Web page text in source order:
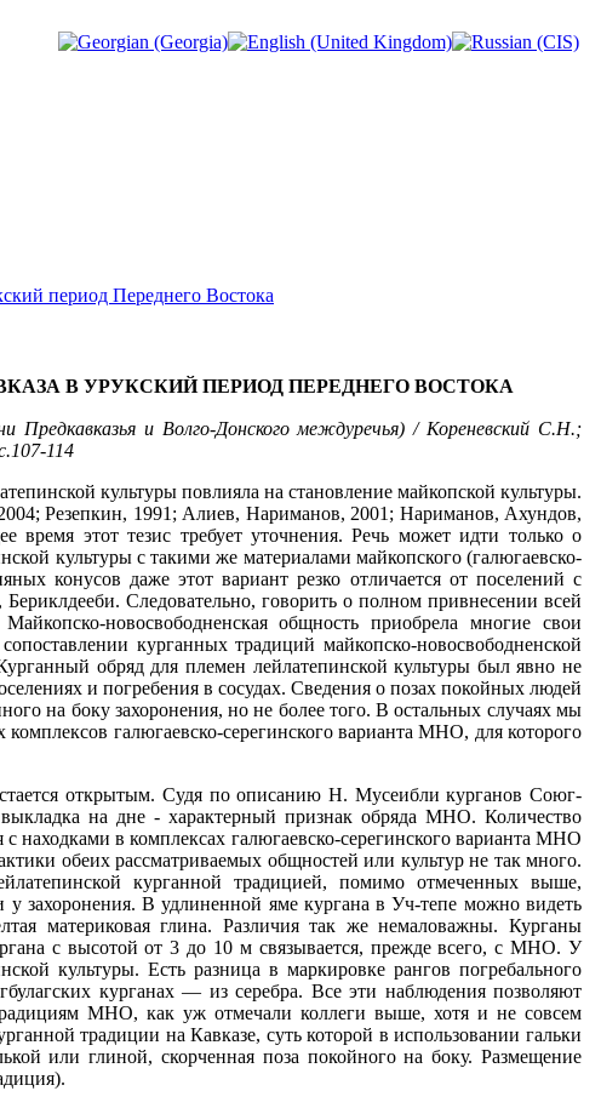
период Переднего Востока
В УРУКСКИЙ ПЕРИОД ПЕРЕДНЕГО ВОСТОКА
Предкавказья и Волго-Донского междуречья) / Кореневский С.Н.;
114
культуры повлияла на становление майкопской культуры.
Резепкин, 1991; Алиев, Нариманов, 2001; Нариманов, Ахундов,
этот тезис требует уточнения. Речь может идти только о
культуры с такими же материалами майкопского (галюгаевско-
конусов даже этот вариант резко отличается от поселений с
Следовательно, говорить о полном привнесении всей
новосвободненская общность приобрела многие свои
курганных традиций майкопско-новосвободненской
обряд для племен лейлатепинской культуры был явно не
и погребения в сосудах. Сведения о позах покойных людей
на боку захоронения, но не более того. В остальных случаях мы
галюгаевско-серегинского варианта МНО, для которого
открытым. Судя по описанию Н. Мусеибли курганов Союг-
на дне - характерный признак обряда МНО. Количество
находками в комплексах галюгаевско-серегинского варианта МНО
обеих рассматриваемых общностей или культур не так много.
курганной традицией, помимо отмеченных выше,
у захоронения. В удлиненной яме кургана в Уч-тепе можно видеть
материковая глина. Различия так же немаловажны. Курганы
с высотой от 3 до 10 м связывается, прежде всего, с МНО. У
культуры. Есть разница в маркировке рангов погребального
курганах — из серебра. Все эти наблюдения позволяют
МНО, как уж отмечали коллеги выше, хотя и не совсем
традиции на Кавказе, суть которой в использовании гальки
или глиной, скорченная поза покойного на боку. Размещение